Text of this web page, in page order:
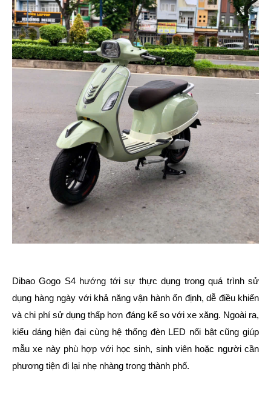
Dibao Gogo S4 hướng tới sự thực dụng trong quá trình sử
dụng hàng ngày với khả năng vận hành ổn định, dễ điều khiển
và chi phí sử dụng thấp hơn đáng kể so với xe xăng. Ngoài ra,
kiểu dáng hiện đại cùng hệ thống đèn LED nổi bật cũng giúp
mẫu xe này phù hợp với học sinh, sinh viên hoặc người cần
phương tiện đi lại nhẹ nhàng trong thành phố.